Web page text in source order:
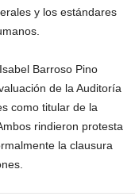
y los estándares
Barroso Pino
de la Auditoría
como titular de la
rindieron protesta
la clausura